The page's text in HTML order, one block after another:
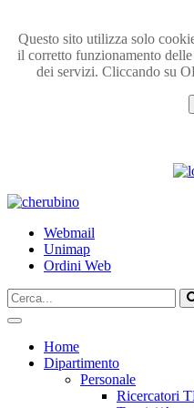
Questo sito utilizza solo
il corretto funzionamento
dei servizi. Cliccando su
Webmail
Unimap
Ordini Web
Cerca...
Home
Dipartimento
Personale
Ricercatori